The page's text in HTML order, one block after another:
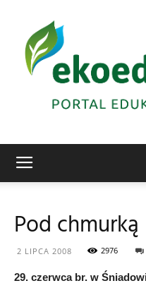
Pod chmurką
2 LIPCA 2008 2976
29. czerwca br. w